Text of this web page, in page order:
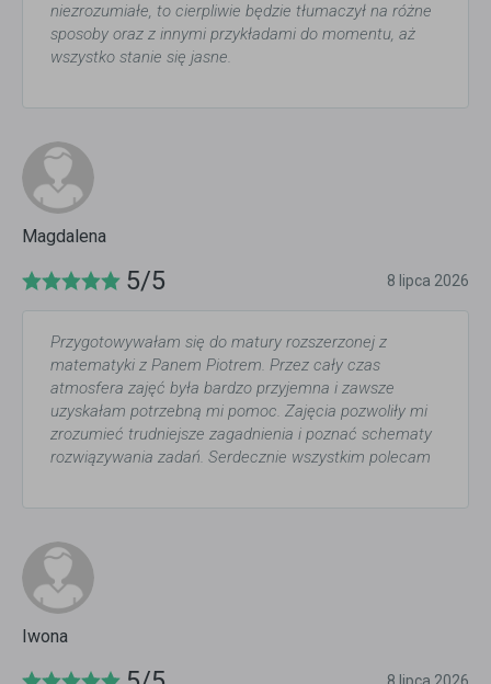
niezrozumiałe, to cierpliwie będzie tłumaczył na różne
sposoby oraz z innymi przykładami do momentu, aż
wszystko stanie się jasne.
Magdalena
5/5 8 lipca 2026
Przygotowywałam się do matury rozszerzonej z
matematyki z Panem Piotrem. Przez cały czas
atmosfera zajęć była bardzo przyjemna i zawsze
uzyskałam potrzebną mi pomoc. Zajęcia pozwoliły mi
zrozumieć trudniejsze zagadnienia i poznać schematy
rozwiązywania zadań. Serdecznie wszystkim polecam
Iwona